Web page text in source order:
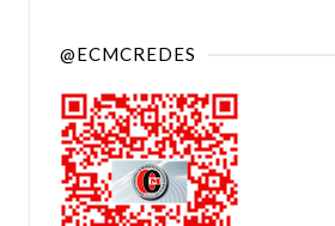
@ECMCREDES